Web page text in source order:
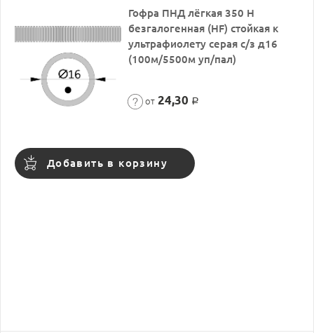
Гофра ПНД лёгкая 350 Н
безгалогенная (HF) стойкая к
ультрафиолету серая с/з д16
(100м/5500м уп/пал)
от 24,30 Р
Добавить в корзину